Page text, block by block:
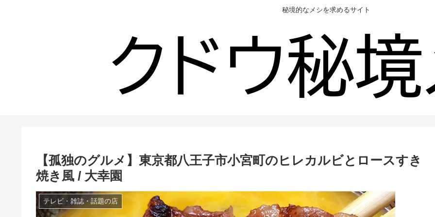
秘境的なメシを求めるサイト
【孤独のグルメ】東京都八王子市小宮町のヒレカルビとロースすき
焼き風 / 大幸園
テレビ・雑誌・話題の店